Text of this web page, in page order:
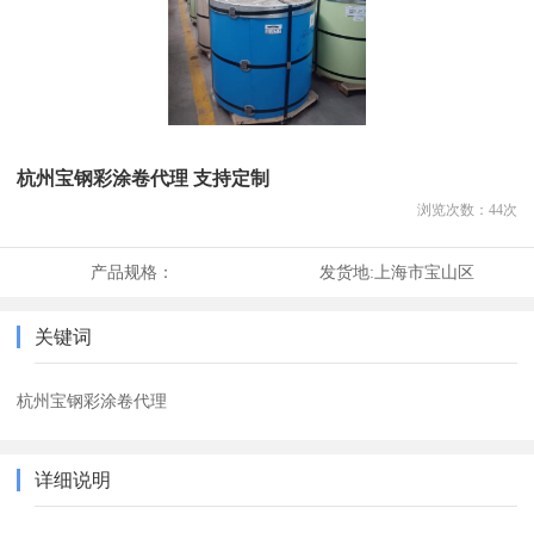
杭州宝钢彩涂卷代理 支持定制
浏览次数： 44次
产品规格： 发货地: 上海市宝山区
关键词
杭州宝钢彩涂卷代理
详细说明